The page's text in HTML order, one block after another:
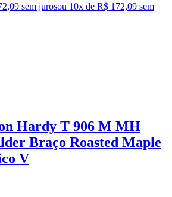
sem jurosou 10x de R$ 172,09 sem
Hardy T 906 M MH
Braço Roasted Maple
V